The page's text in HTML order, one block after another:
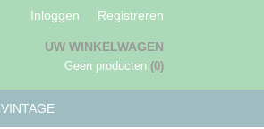
Inloggen Registreren
UW WINKELWAGEN
Geen producten (0)
VINTAGE